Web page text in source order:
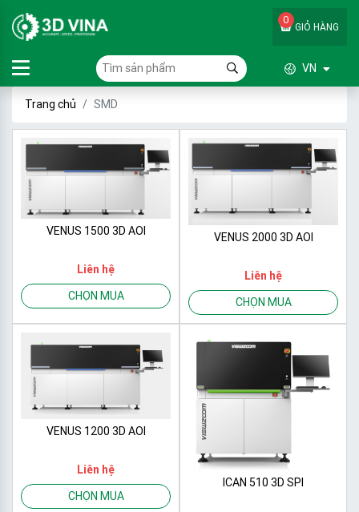
GIỎ HÀNG
0
VN
Trang chủ SMD
VENUS 1500 3D AOI
Liên hệ
CHỌN MUA
VENUS 2000 3D AOI
Liên hệ
CHỌN MUA
VENUS 1200 3D AOI
Liên hệ
CHỌN MUA
ICAN 510 3D SPI